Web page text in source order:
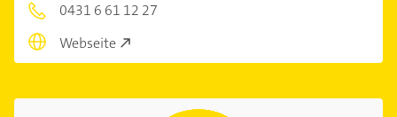
0431 6 61 12 27
Webseite